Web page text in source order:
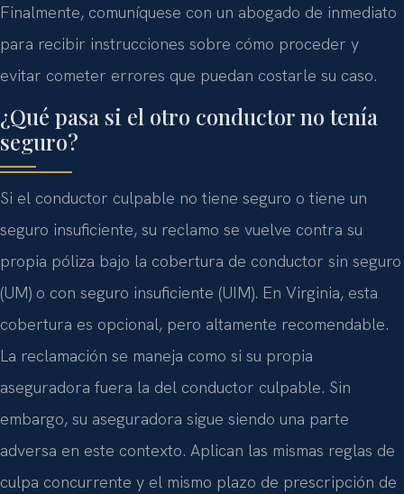
Finalmente, comuníquese con un abogado de inmediato
para recibir instrucciones sobre cómo proceder y
evitar cometer errores que puedan costarle su caso.
¿Qué pasa si el otro conductor no tenía
seguro?
Si el conductor culpable no tiene seguro o tiene un
seguro insuficiente, su reclamo se vuelve contra su
propia póliza bajo la cobertura de conductor sin seguro
(UM) o con seguro insuficiente (UIM). En Virginia, esta
cobertura es opcional, pero altamente recomendable.
La reclamación se maneja como si su propia
aseguradora fuera la del conductor culpable. Sin
embargo, su aseguradora sigue siendo una parte
adversa en este contexto. Aplican las mismas reglas de
culpa concurrente y el mismo plazo de prescripción de